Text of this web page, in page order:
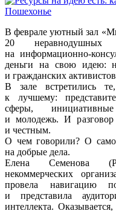
В феврале уютный зал
20 неравнодушных
на информационно-
деньги на свою идею:
и гражданских
В зале встретились
к лучшему:
сферы,
и молодежь. И
и честным.
О чем говорили? О
на добрые дела.
Елена Семенова
некоммерческих
провела навигацию
и представила
интеллекта.